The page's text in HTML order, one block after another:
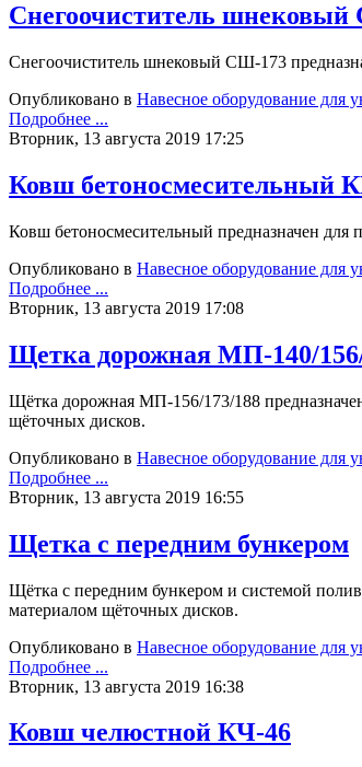
Снегоочиститель
Снегоочиститель шнековый СШ-173
Опубликовано в Навесное оборудование для
Подробнее ...
Вторник, 13 августа 2019 17:25
Ковш бетоносмесительный
Ковш бетоносмесительный предназначен для
Опубликовано в Навесное оборудование для
Подробнее ...
Вторник, 13 августа 2019 17:08
Щетка дорожная МП-140/156/
Щётка дорожная МП-156/173/188
щёточных дисков.
Опубликовано в Навесное оборудование для
Подробнее ...
Вторник, 13 августа 2019 16:55
Щетка с передним бункером
Щётка с передним бункером и системой
материалом щёточных дисков.
Опубликовано в Навесное оборудование для
Подробнее ...
Вторник, 13 августа 2019 16:38
Ковш челюстной КЧ-46